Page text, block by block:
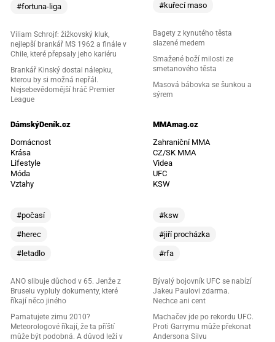
#fortuna-liga
Viliam Schrojf: žižkovský kluk,
nejlepší brankář MS 1962 a finále v
Chile, které přepsaly jeho kariéru
Brankář Kinský dostal nálepku,
kterou by si možná nepřál.
Nejsebevědomější hráč Premier
League
#kuřecí maso
Bagety z kynutého těsta
slazené medem
Smažené boží milosti ze
smetanového těsta
Masová bábovka se šunkou a
sýrem
DámskýDeník.cz
Domácnost
Krása
Lifestyle
Móda
Vztahy
#počasí
#herec
#letadlo
ANO slibuje důchod v 65. Jenže z
Bruselu vypluly dokumenty, které
říkají něco jiného
Pamatujete zimu 2010?
Meteorologové říkají, že ta příští
může být podobná. A důvod leží v
MMAmag.cz
Zahraniční MMA
CZ/SK MMA
Videa
UFC
KSW
#ksw
#jiří procházka
#rfa
Bývalý bojovník UFC se nabízí
Jakeu Paulovi zdarma.
Nechce ani cent
Machačev jde po rekordu UFC.
Proti Garrymu může překonat
Andersona Silvu